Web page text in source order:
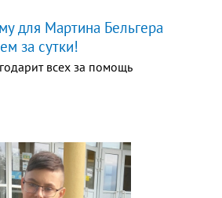
для Мартина Бельгера
за сутки!
всех за помощь